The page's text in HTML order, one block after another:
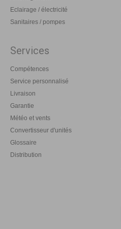
Eclairage / électricité
Sanitaires / pompes
Services
Compétences
Service personnalisé
Livraison
Garantie
Météo et vents
Convertisseur d'unités
Glossaire
Distribution